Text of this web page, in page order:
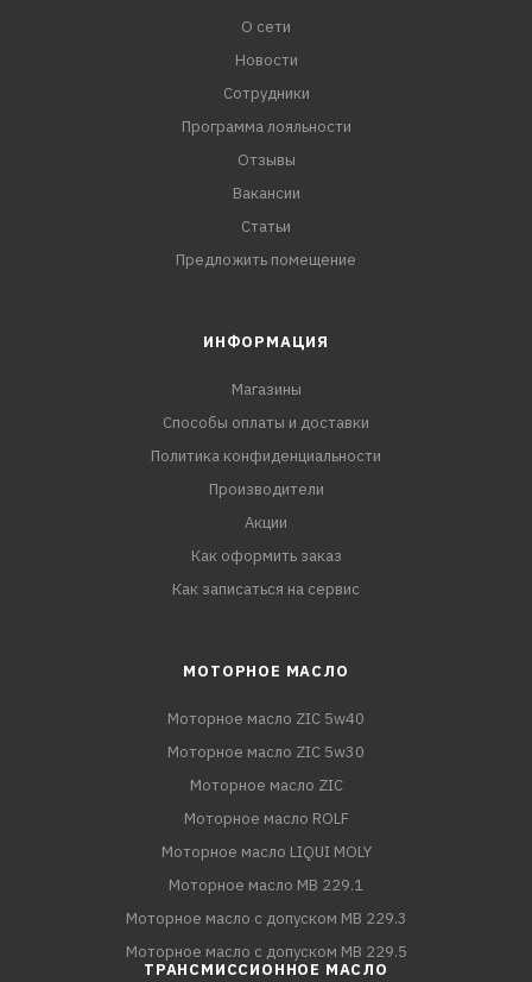
О сети
Новости
Сотрудники
Программа лояльности
Отзывы
Вакансии
Статьи
Предложить помещение
ИНФОРМАЦИЯ
Магазины
Способы оплаты и доставки
Политика конфиденциальности
Производители
Акции
Как оформить заказ
Как записаться на сервис
МОТОРНОЕ МАСЛО
Моторное масло ZIC 5w40
Моторное масло ZIC 5w30
Моторное масло ZIC
Моторное масло ROLF
Моторное масло LIQUI MOLY
Моторное масло MB 229.1
Моторное масло с допуском MB 229.3
Моторное масло с допуском MB 229.5
ТРАНСМИССИОННОЕ МАСЛО